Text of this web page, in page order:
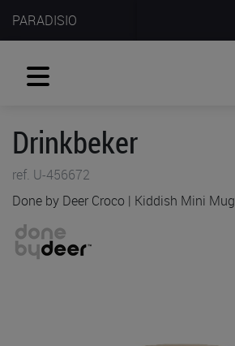
PARADISIO
Drinkbeker
ref. U-456672
Done by Deer Croco | Kiddish Mini Mug